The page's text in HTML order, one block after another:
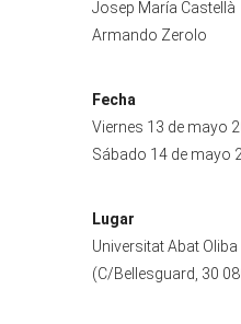
Josep María Castellà
Armando Zerolo
Fecha
Viernes 13 de mayo
Sábado 14 de mayo
Lugar
Universitat Abat Oliba
(C/Bellesguard, 30